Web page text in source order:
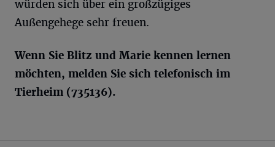
würden sich über ein großzügiges
Außengehege sehr freuen.
Wenn Sie Blitz und Marie kennen lernen
möchten, melden Sie sich telefonisch im
Tierheim (735136).